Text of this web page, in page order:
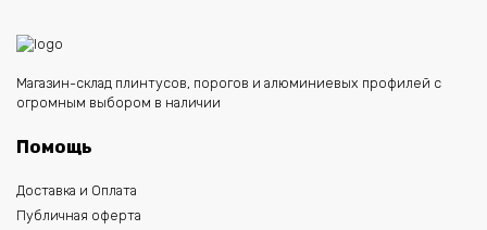
Магазин-склад плинтусов, порогов и алюминиевых профилей с
огромным выбором в наличии
Помощь
Доставка и Оплата
Публичная оферта